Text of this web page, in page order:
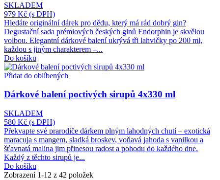
SKLADEM
979 Kč (s DPH)
Hledáte originální dárek pro dědu, který má rád dobrý gin?
Degustační sada prémiových českých ginů Endorphin je skvělou
volbou. Elegantní dárkové balení ukrývá tři lahvičky po 200 ml,
každou s jiným charakterem –...
Do košíku
Přidat do oblíbených
Dárkové balení poctivých sirupů 4x330 ml
SKLADEM
580 Kč (s DPH)
Překvapte své prarodiče dárkem plným lahodných chutí – exotická
maracuja s mangem, sladká broskev, voňavá jahoda s vanilkou a
šťavnatá malina jim přinesou radost a pohodu do každého dne.
Každý z těchto sirupů je...
Do košíku
Zobrazení 1-12 z 42 položek